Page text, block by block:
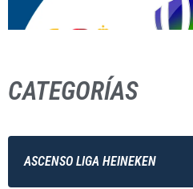
CATEGORÍAS
ASCENSO LIGA HEINEKEN